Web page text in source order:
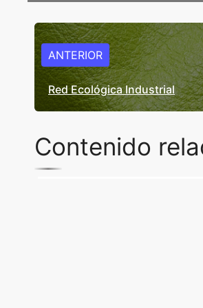
ANTERIOR
Red Ecológica Industrial
Contenido